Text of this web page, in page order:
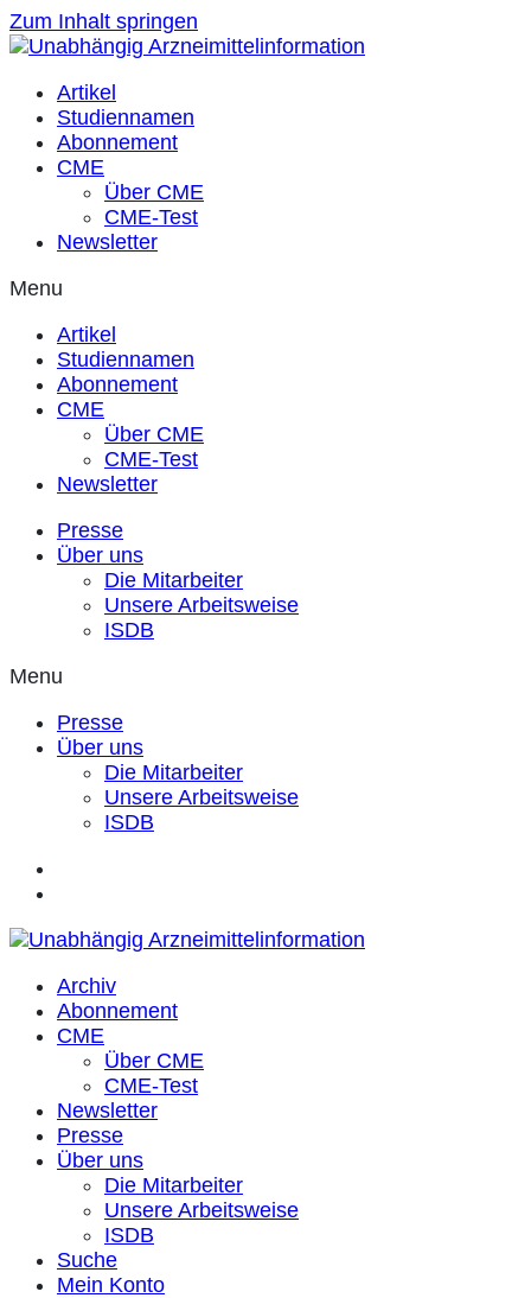
Zum Inhalt springen
Artikel
Studiennamen
Abonnement
CME
Über CME
CME-Test
Newsletter
Menu
Artikel
Studiennamen
Abonnement
CME
Über CME
CME-Test
Newsletter
Presse
Über uns
Die Mitarbeiter
Unsere Arbeitsweise
ISDB
Menu
Presse
Über uns
Die Mitarbeiter
Unsere Arbeitsweise
ISDB
Archiv
Abonnement
CME
Über CME
CME-Test
Newsletter
Presse
Über uns
Die Mitarbeiter
Unsere Arbeitsweise
ISDB
Suche
Mein Konto